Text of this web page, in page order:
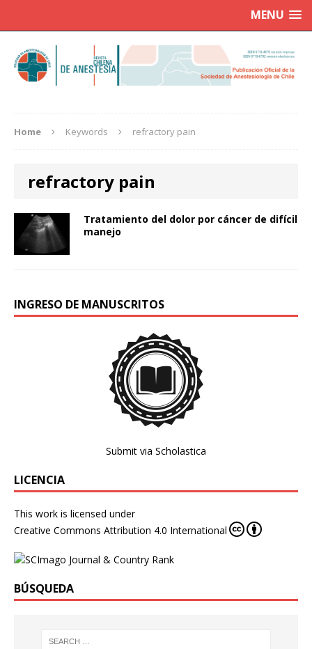
MENU
Home Keywords refractory pain
refractory pain
Tratamiento del dolor por cáncer de difícil
manejo
INGRESO DE MANUSCRITOS
Submit via Scholastica
LICENCIA
This work is licensed under
Creative Commons Attribution 4.0 International
BÚSQUEDA